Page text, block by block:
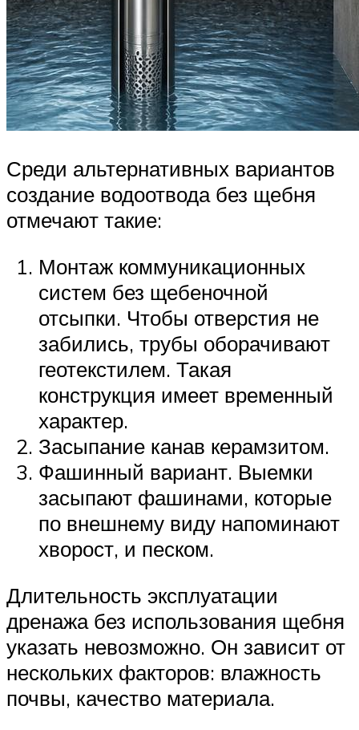
Среди альтернативных вариантов
создание водоотвода без щебня
отмечают такие:
Монтаж коммуникационных
систем без щебеночной
отсыпки. Чтобы отверстия не
забились, трубы оборачивают
геотекстилем. Такая
конструкция имеет временный
характер.
Засыпание канав керамзитом.
Фашинный вариант. Выемки
засыпают фашинами, которые
по внешнему виду напоминают
хворост, и песком.
Длительность эксплуатации
дренажа без использования щебня
указать невозможно. Он зависит от
нескольких факторов: влажность
почвы, качество материала.